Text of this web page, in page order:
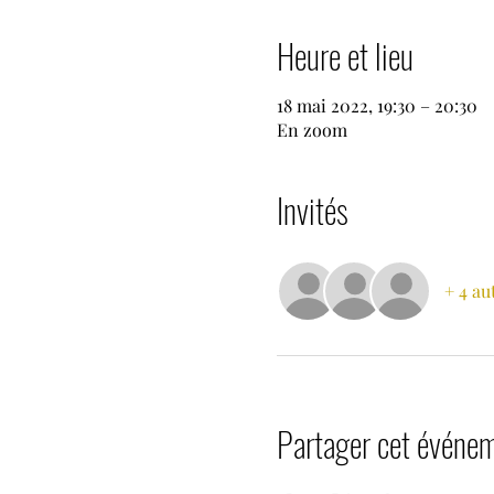
Heure et lieu
18 mai 2022, 19:30 – 20:30
En zoom
Invités
+ 4
Partager cet